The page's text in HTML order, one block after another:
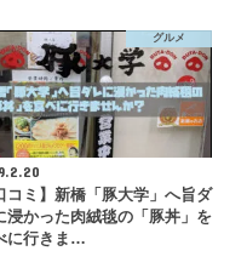
グルメ
コミ】新橋「豚大学」へ旨ダ
浸かった肉絨毯の「豚丼」を
に行きま…